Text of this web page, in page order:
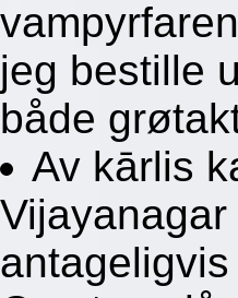
jeg bestille
både
Av kārlis